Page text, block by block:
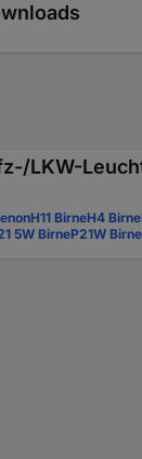
LKW-
H11 BirneH4 Birne
5W BirneP21W Birne